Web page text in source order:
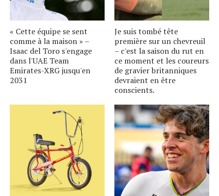
« Cette équipe se sent
comme à la maison » –
Isaac del Toro s'engage
dans l'UAE Team
Emirates-XRG jusqu'en
2031
Je suis tombé tête
première sur un chevreuil
– c'est la saison du rut en
ce moment et les coureurs
de gravier britanniques
devraient en être
conscients.